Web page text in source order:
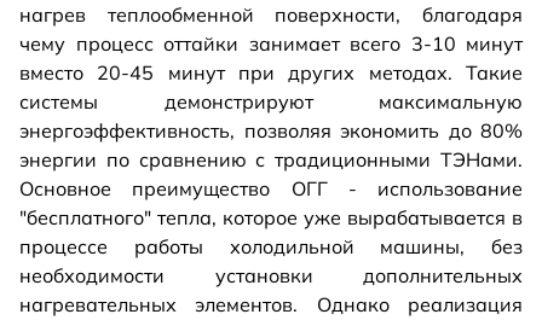
нагрев теплообменной поверхности, благодаря
чему процесс оттайки занимает всего 3-10 минут
вместо 20-45 минут при других методах. Такие
системы демонстрируют максимальную
энергоэффективность, позволяя экономить до 80%
энергии по сравнению с традиционными ТЭНами.
Основное преимущество ОГГ - использование
"бесплатного" тепла, которое уже вырабатывается в
процессе работы холодильной машины, без
необходимости установки дополнительных
нагревательных элементов. Однако реализация